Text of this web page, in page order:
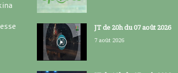
JT de 20h du 07 août 2026
7 août 2026